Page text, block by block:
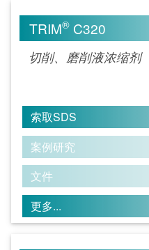
TRIM® C320
切削、磨削液浓缩剂
索取SDS
案例研究
文件
更多...